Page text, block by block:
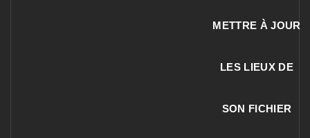
METTRE À JOUR
LES LIEUX DE
SON FICHIER